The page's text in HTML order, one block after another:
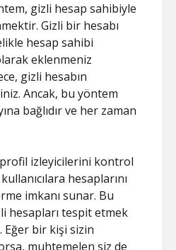
gizli hesap sahibiyle
Gizli bir hesabı
hesap sahibi
eklenmeniz
gizli hesabın
Ancak, bu yöntem
bağlıdır ve her zaman
izleyicilerini kontrol
hesaplarını
imkanı sunar. Bu
hesapları tespit etmek
Eğer bir kişi sizin
muhtemelen siz de